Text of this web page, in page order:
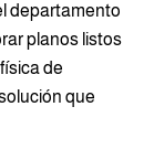
departamento
planos listos
de
que